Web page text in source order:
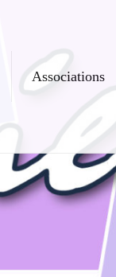
Associations